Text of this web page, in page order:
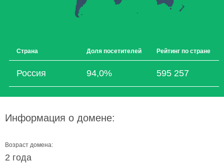
Страна Доля посетителей Рейтинг по стране
Россия 94,0% 595 257
Информация о домене:
Возраст домена:
2 года